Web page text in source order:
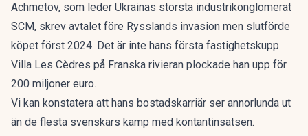
Achmetov, som leder Ukrainas största industrikonglomerat
SCM, skrev avtalet före Rysslands invasion men slutförde
köpet först 2024. Det är inte hans första fastighetskupp.
Villa Les Cèdres på Franska rivieran plockade han upp för
200 miljoner euro.
Vi kan konstatera att hans bostadskarriär ser annorlunda ut
än de flesta svenskars kamp med kontantinsatsen.